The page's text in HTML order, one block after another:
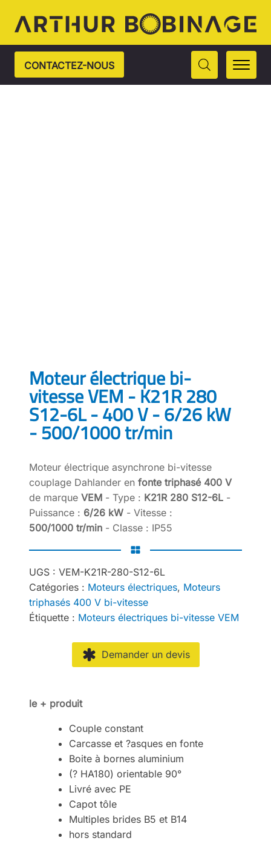
CONTACTEZ-NOUS
Moteur électrique bi-
vitesse VEM - K21R 280
S12-6L - 400 V - 6/26 kW
- 500/1000 tr/min
Moteur électrique asynchrone bi-vitesse
couplage Dahlander en fonte triphasé 400 V
de marque VEM - Type : K21R 280 S12-6L -
Puissance : 6/26 kW - Vitesse :
500/1000 tr/min - Classe : IP55
UGS : VEM-K21R-280-S12-6L
Catégories : Moteurs électriques, Moteurs
triphasés 400 V bi-vitesse
Étiquette : Moteurs électriques bi-vitesse VEM
Demander un devis
le + produit
Couple constant
Carcasse et ?asques en fonte
Boite à bornes aluminium
(? HA180) orientable 90°
Livré avec PE
Capot tôle
Multiples brides B5 et B14
hors standard